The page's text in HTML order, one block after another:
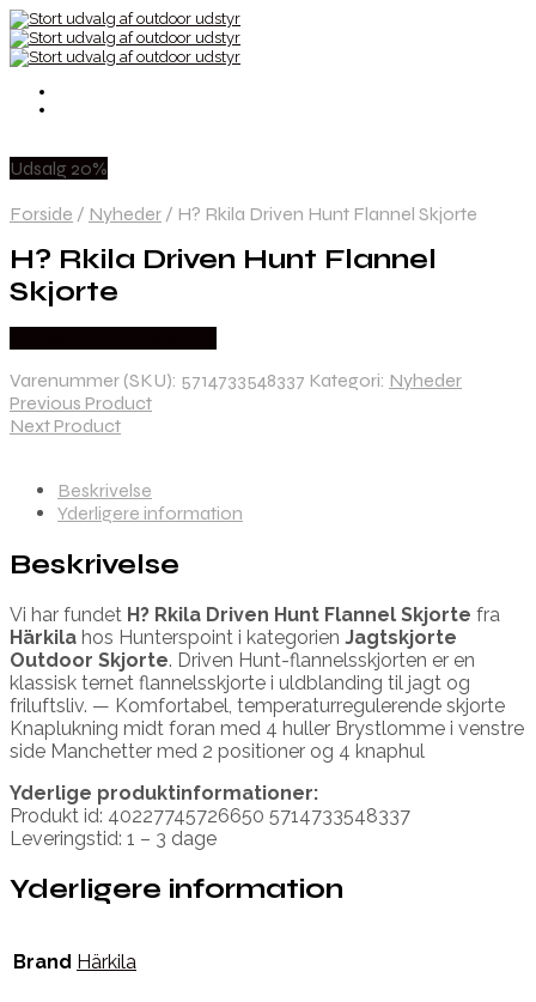
Udsalg 20%
Forside / Nyheder / H? Rkila Driven Hunt Flannel Skjorte
H? Rkila Driven Hunt Flannel
Skjorte
Varenummer (SKU): 5714733548337 Kategori: Nyheder
Previous Product
Next Product
Beskrivelse
Yderligere information
Beskrivelse
Vi har fundet H? Rkila Driven Hunt Flannel Skjorte fra
Härkila hos Hunterspoint i kategorien Jagtskjorte
Outdoor Skjorte. Driven Hunt-flannelsskjorten er en
klassisk ternet flannelsskjorte i uldblanding til jagt og
friluftsliv. — Komfortabel, temperaturregulerende skjorte
Knaplukning midt foran med 4 huller Brystlomme i venstre
side Manchetter med 2 positioner og 4 knaphul
Yderlige produktinformationer:
Produkt id: 40227745726650 5714733548337
Leveringstid: 1 – 3 dage
Yderligere information
Brand Härkila